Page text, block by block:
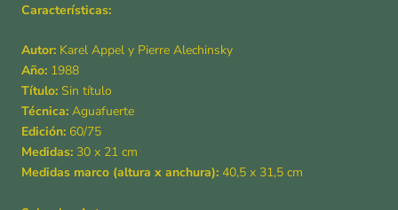
Características:
Autor: Karel Appel y Pierre Alechinsky
Año: 1988
Título: Sin título
Técnica: Aguafuerte
Edición: 60/75
Medidas: 30 x 21 cm
Medidas marco (altura x anchura): 40,5 x 31,5 cm